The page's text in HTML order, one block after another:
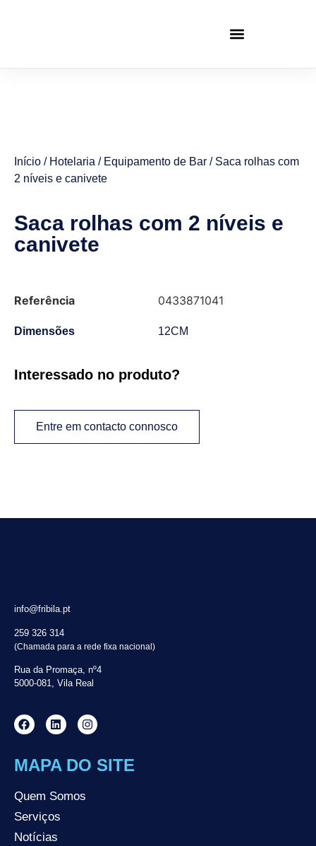
Início / Hotelaria / Equipamento de Bar / Saca rolhas com
2 níveis e canivete
Saca rolhas com 2 níveis e
canivete
Referência 0433871041
Dimensões 12CM
Interessado no produto?
Entre em contacto connosco
info@fribila.pt
259 326 314
(Chamada para a rede fixa nacional)
Rua da Promaça, nº4
5000-081, Vila Real
MAPA DO SITE
Quem Somos
Serviços
Notícias